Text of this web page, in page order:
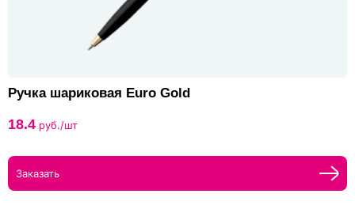
Ручка шариковая Euro Gold
18.4 руб./шт
Заказать